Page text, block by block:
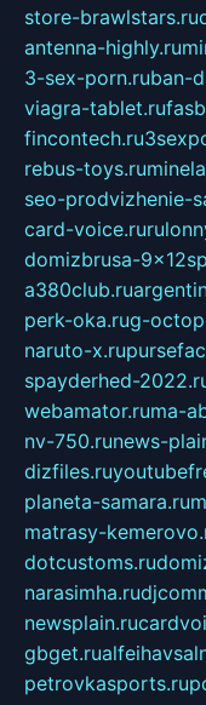
store-brawlstars.ru
antenna-highly.ru
3-sex-porn.ruban-
viagra-tablet.ru
fincontech.ru
rebus-toys.ru
seo-prodvizhenie-
card-voice.ru
domizbrusa-
a380club.ru
perk-oka.rug-
naruto-x.ru
spayderhed-
webamator.ruma-
nv-750.runews-
dizfiles.ru
planeta-samara.ru
matrasy-
dotcustoms.ru
narasimha.ru
newsplain.ru
gbget.ru
petrovkasports.ru